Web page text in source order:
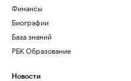
Финансы
Биографии
База знаний
РБК Образование
Новости